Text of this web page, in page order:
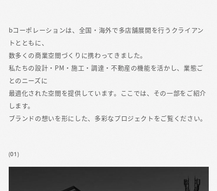
bコーポレーションは、全国・海外で多店舗展開を行うクライアン
トとともに、
数多くの商業空間づくりに携わってきました。
私たちの設計・PM・施工・調達・不動産の機能を活かし、業態ご
とのニーズに
最適化された空間を提供しています。ここでは、その一部をご紹介
します。
ブランドの想いを形にした、多彩なプロジェクトをご覧ください。
(01)